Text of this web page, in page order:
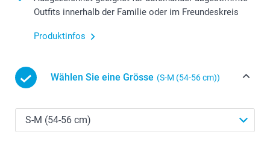
Outfits innerhalb der Familie oder im Freundeskreis
Produktinfos
Wählen Sie eine Grösse (S-M (54-56 cm))